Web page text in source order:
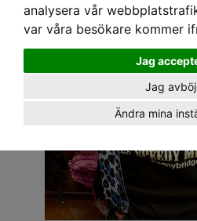
analysera vår
var våra besökare kommer
Jag
Jag
Ändra mina